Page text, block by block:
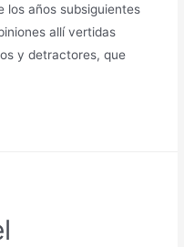
los años subsiguientes
allí vertidas
y detractores, que